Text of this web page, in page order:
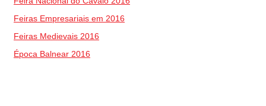
Feiras Empresariais em 2016
Feiras Medievais 2016
Época Balnear 2016